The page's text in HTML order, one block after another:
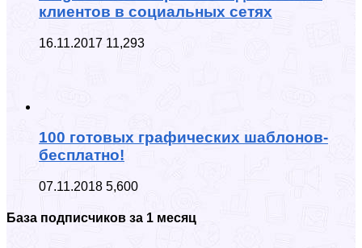
клиентов в социальных сетях
16.11.2017 11,293
100 готовых графических шаблонов-
бесплатно!
07.11.2018 5,600
База подписчиков за 1 месяц